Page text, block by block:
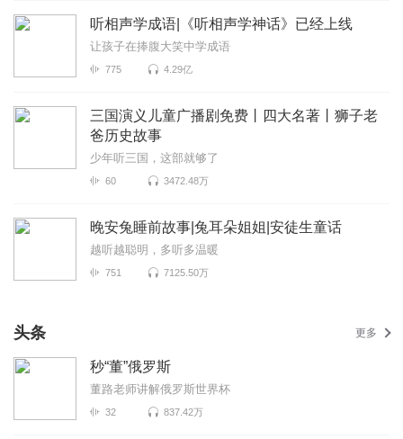
听相声学成语|《听相声学神话》已经上线
让孩子在捧腹大笑中学成语
775 4.29亿
三国演义儿童广播剧免费丨四大名著丨狮子老
爸历史故事
少年听三国，这部就够了
60 3472.48万
晚安兔睡前故事|兔耳朵姐姐|安徒生童话
越听越聪明，多听多温暖
751 7125.50万
头条 更多
秒“董”俄罗斯
董路老师讲解俄罗斯世界杯
32 837.42万